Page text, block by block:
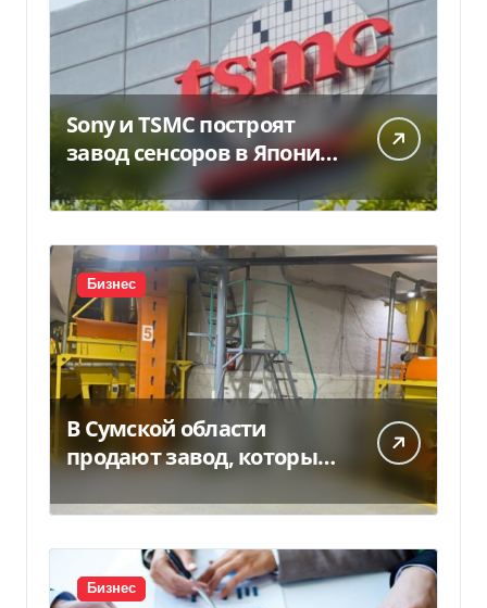
Sony и TSMC построят
завод сенсоров в Японии
за $6,4 млрд
Бизнес
В Сумской области
продают завод, который
продает 90% товаров за
границу
Бизнес